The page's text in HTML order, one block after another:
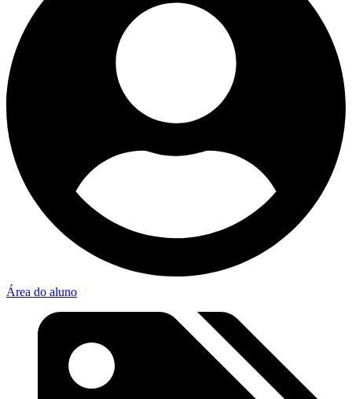
Área do aluno